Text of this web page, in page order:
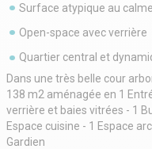
Surface atypique au calme
Open-space avec verrière
Quartier central et
Dans une très belle cour
138 m2 aménagée en 1
verrière et baies vitrées - 1
Espace cuisine - 1 Espace
Gardien